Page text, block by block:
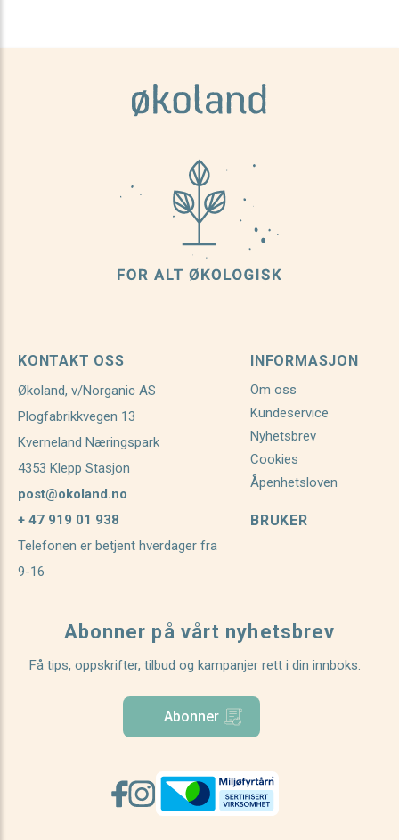
KONTAKT OSS
Økoland, v/Norganic AS
Plogfabrikkvegen 13
Kverneland Næringspark
4353 Klepp Stasjon
post@okoland.no
+ 47 919 01 938
Telefonen er betjent hverdager fra
9-16
INFORMASJON
Om oss
Kundeservice
Nyhetsbrev
Cookies
Åpenhetsloven
BRUKER
Abonner på vårt nyhetsbrev
Få tips, oppskrifter, tilbud og kampanjer rett i din innboks.
Abonner